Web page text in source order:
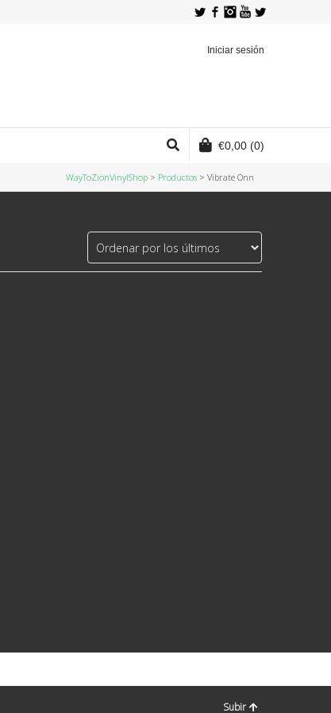
YouTube
Instagram
Facebook
Twitter
Iniciar sesión
€0,00 (0)
WayToZionVinylShop > Productos > Vibrate Onn
Subir